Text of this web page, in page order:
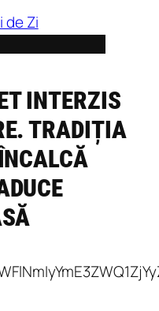
INTERZIS
TRADIȚIA